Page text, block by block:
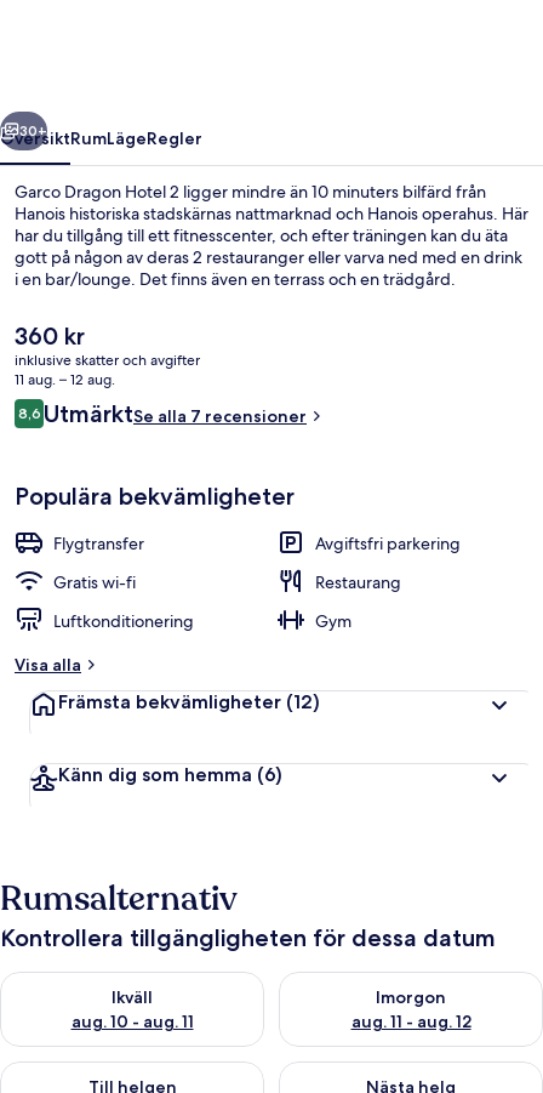
Nästa
30+
ÖversiktRumLägeRegler
Garco Dragon Hotel 2 ligger mindre än 10 minuters bilfärd från
Hanois historiska stadskärnas nattmarknad och Hanois operahus. Här
har du tillgång till ett fitnesscenter, och efter träningen kan du äta
gott på någon av deras 2 restauranger eller varva ned med en drink
i en bar/lounge. Det finns även en terrass och en trädgård.
Det
nuvarande
priset
är
360 kr
360 kr
inklusive skatter och avgifter
11 aug. – 12 aug.
Recensioner
8,68,6 av 10,
UtmärktSe alla 7 recensioner
Populära bekvämligheter
Flygtransfer
Avgiftsfri parkering
Gratis wi-fi
Restaurang
Luftkonditionering
Gym
Visa alla
Främsta bekvämligheter (12)
Känn dig som hemma (6)
Rumsalternativ
Kontrollera tillgängligheten för dessa datum
Ikväll
aug. 10 - aug. 11
Kontrollera tillgängligheten för ikväll aug. 10 - aug. 11
Imorgon
aug. 11 - aug. 12
Kontrollera tillgängligheten
Till helgen
Kontrollera tillgängligheten för den här helgen aug. 14 - aug.
Nästa helg
Kontrollera tillgängligheten